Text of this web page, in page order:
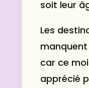
soit leur
Les
car ce
apprécié